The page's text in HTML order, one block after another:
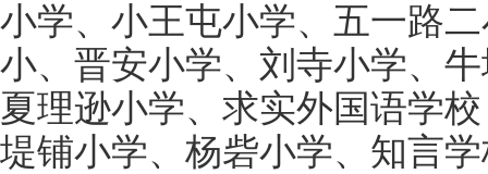
小学、小王屯小学、五一路
小、晋安小学、刘寺小学、
夏理逊小学、求实外国语学
堤铺小学、杨砦小学、知言